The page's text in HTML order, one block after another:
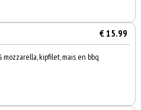
€ 15.99
kipfilet, mais en bbq